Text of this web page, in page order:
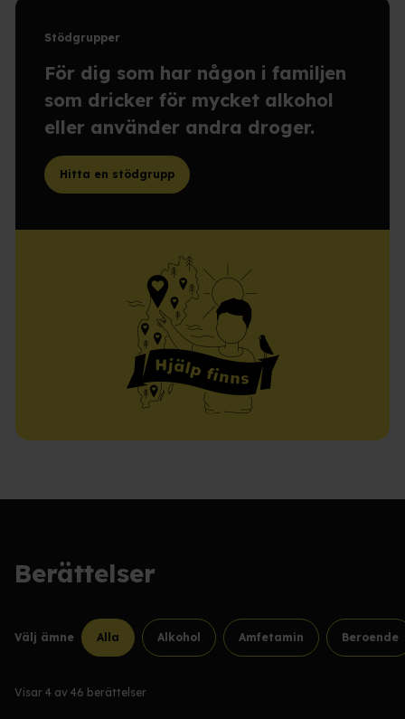
Stödgrupper
För dig som har någon i familjen
som dricker för mycket alkohol
eller använder andra droger.
Hitta en stödgrupp
Berättelser
Välj ämne Alla Alkohol Amfetamin Beroende
Visar 4 av 46 berättelser